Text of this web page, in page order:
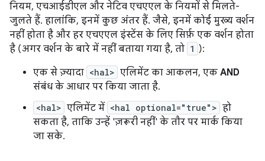
नियम, एचआईडीएल और नेटिव एचएएल के नियमों से मिलते-
जुलते हैं. हालांकि, इनमें कुछ अंतर हैं. जैसे, इनमें कोई मुख्य वर्शन
नहीं होता है और हर एचएएल इंस्टेंस के लिए सिर्फ़ एक वर्शन होता
है (अगर वर्शन के बारे में नहीं बताया गया है, तो 1 ):
एक से ज़्यादा <hal> एलिमेंट का आकलन, एक AND
संबंध के आधार पर किया जाता है.
<hal> एलिमेंट में <hal optional="true"> हो
सकता है, ताकि उन्हें 'ज़रूरी नहीं' के तौर पर मार्क किया
जा सके.